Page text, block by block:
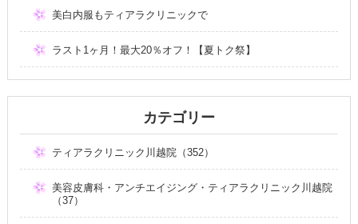
美白内服もティアラクリニックで
ラスト1ヶ月！最大20％オフ！【夏トク祭】
カテゴリー
ティアラクリニック川越院（352）
美容皮膚科・アンチエイジング・ティアラクリニック川越院
（37）